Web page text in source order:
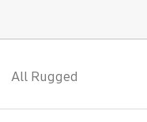
All Rugged